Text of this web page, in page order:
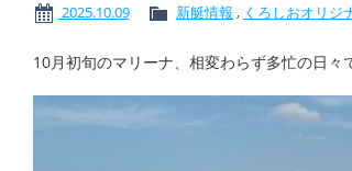
2025.10.09 新艇情報 , くろしおオリジ
10月初旬のマリーナ、相変わらず多忙の日